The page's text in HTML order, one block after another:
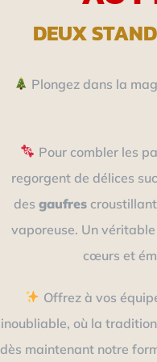
DEUX
Plongez dans la
Pour combler les
regorgent de délices
desgaufres
vaporeuse. Un
cœurs et
Offrez à vos
inoubliable, où la
dès maintenant notre